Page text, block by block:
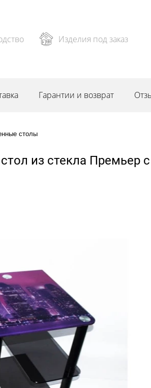
Изделия под заказ
Гарантии и возврат
столы
из стекла Премьер